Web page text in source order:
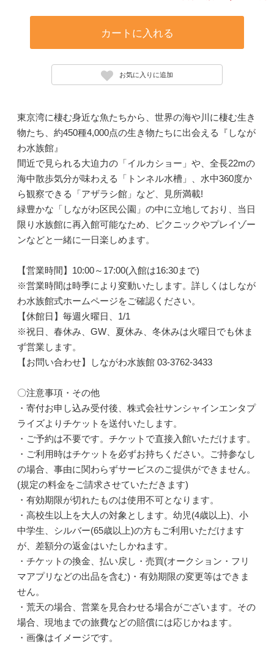
カートに入れる
お気に入りに追加
東京湾に棲む身近な魚たちから、世界の海や川に棲む生き
物たち、約450種4,000点の生き物たちに出会える『しなが
わ水族館』
間近で見られる大迫力の「イルカショー」や、全長22mの
海中散歩気分が味わえる「トンネル水槽」、水中360度か
ら観察できる「アザラシ館」など、見所満載!
緑豊かな「しながわ区民公園」の中に立地しており、当日
限り水族館に再入館可能なため、ピクニックやプレイゾー
ンなどと一緒に一日楽しめます。
【営業時間】10:00～17:00(入館は16:30まで)
※営業時間は時季により変動いたします。詳しくはしなが
わ水族館式ホームページをご確認ください。
【休館日】毎週火曜日、1/1
※祝日、春休み、GW、夏休み、冬休みは火曜日でも休ま
ず営業します。
【お問い合わせ】しながわ水族館 03-3762-3433
〇注意事項・その他
・寄付お申し込み受付後、株式会社サンシャインエンタプ
ライズよりチケットを送付いたします。
・ご予約は不要です。チケットで直接入館いただけます。
・ご利用時はチケットを必ずお持ちください。ご持参なし
の場合、事由に関わらずサービスのご提供ができません。
(規定の料金をご請求させていただきます)
・有効期限が切れたものは使用不可となります。
・高校生以上を大人の対象とします。幼児(4歳以上)、小
中学生、シルバー(65歳以上)の方もご利用いただけます
が、差額分の返金はいたしかねます。
・チケットの換金、払い戻し・売買(オークション・フリ
マアプリなどの出品を含む)・有効期限の変更等はできま
せん。
・荒天の場合、営業を見合わせる場合がございます。その
場合、現地までの旅費などの賠償には応じかねます。
・画像はイメージです。